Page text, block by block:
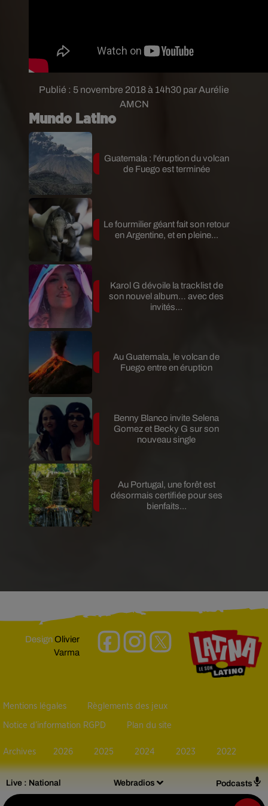
Live : National Webradios Podcasts
Publié : 5 novembre 2018 à 14h30 par Aurélie
AMCN
Mundo Latino
Guatemala : l'éruption du volcan
de Fuego est terminée
Le fourmilier géant fait son retour
en Argentine, et en pleine...
Karol G dévoile la tracklist de
son nouvel album… avec des
invités...
Au Guatemala, le volcan de
Fuego entre en éruption
Benny Blanco invite Selena
Gomez et Becky G sur son
nouveau single
Au Portugal, une forêt est
désormais certifiée pour ses
bienfaits...
DesignOlivier
Varma
Mentions légales Règlements des jeux
Notice d’information RGPD Plan du site
Archives 2026 2025 2024 2023 2022